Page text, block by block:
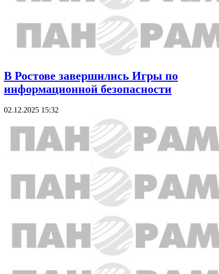
В Ростове завершились Игры по
информационной безопасности
02.12.2025 15:32